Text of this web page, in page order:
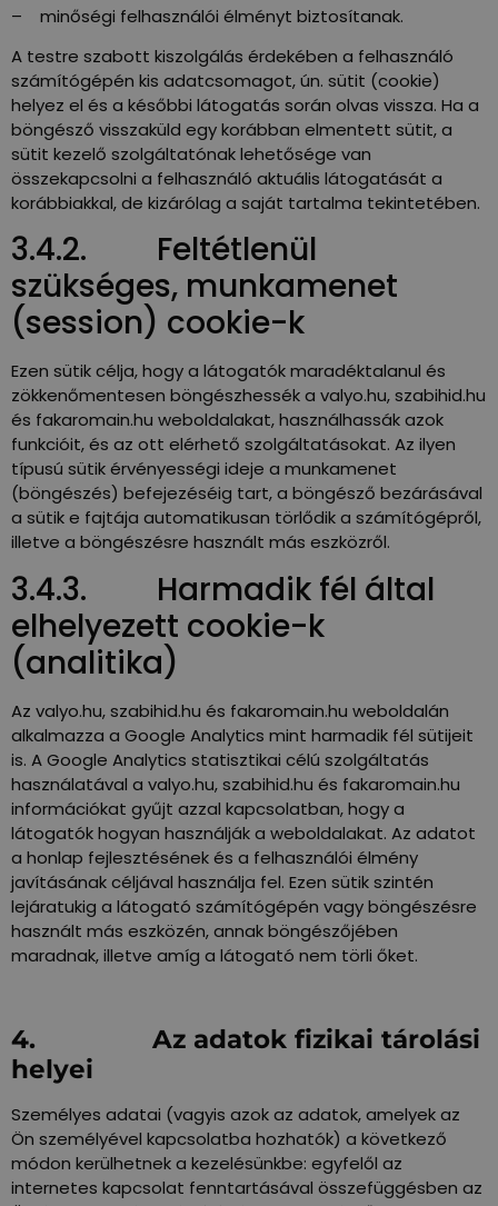
– minőségi felhasználói élményt biztosítanak.
A testre szabott kiszolgálás érdekében a felhasználó
számítógépén kis adatcsomagot, ún. sütit (cookie)
helyez el és a későbbi látogatás során olvas vissza. Ha a
böngésző visszaküld egy korábban elmentett sütit, a
sütit kezelő szolgáltatónak lehetősége van
összekapcsolni a felhasználó aktuális látogatását a
korábbiakkal, de kizárólag a saját tartalma tekintetében.
3.4.2. Feltétlenül
szükséges, munkamenet
(session) cookie-k
Ezen sütik célja, hogy a látogatók maradéktalanul és
zökkenőmentesen böngészhessék a valyo.hu, szabihid.hu
és fakaromain.hu weboldalakat, használhassák azok
funkcióit, és az ott elérhető szolgáltatásokat. Az ilyen
típusú sütik érvényességi ideje a munkamenet
(böngészés) befejezéséig tart, a böngésző bezárásával
a sütik e fajtája automatikusan törlődik a számítógépről,
illetve a böngészésre használt más eszközről.
3.4.3. Harmadik fél által
elhelyezett cookie-k
(analitika)
Az valyo.hu, szabihid.hu és fakaromain.hu weboldalán
alkalmazza a Google Analytics mint harmadik fél sütijeit
is. A Google Analytics statisztikai célú szolgáltatás
használatával a valyo.hu, szabihid.hu és fakaromain.hu
információkat gyűjt azzal kapcsolatban, hogy a
látogatók hogyan használják a weboldalakat. Az adatot
a honlap fejlesztésének és a felhasználói élmény
javításának céljával használja fel. Ezen sütik szintén
lejáratukig a látogató számítógépén vagy böngészésre
használt más eszközén, annak böngészőjében
maradnak, illetve amíg a látogató nem törli őket.
4. Az adatok fizikai tárolási
helyei
Személyes adatai (vagyis azok az adatok, amelyek az
Ön személyével kapcsolatba hozhatók) a következő
módon kerülhetnek a kezelésünkbe: egyfelől az
internetes kapcsolat fenntartásával összefüggésben az